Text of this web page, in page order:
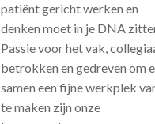
patiënt gericht werken en
denken moet in je DNA
Passie voor het vak,
betrokken en gedreven om
samen een fijne werkplek
te maken zijn onze